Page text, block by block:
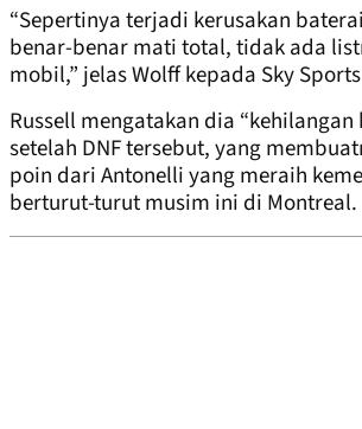
“Sepertinya terjadi kerusakan
benar-benar mati total, tidak ada
mobil,” jelas Wolff kepada Sky
Russell mengatakan dia “kehilangan
setelah DNF tersebut, yang
poin dari Antonelli yang meraih
berturut-turut musim ini di Montreal.